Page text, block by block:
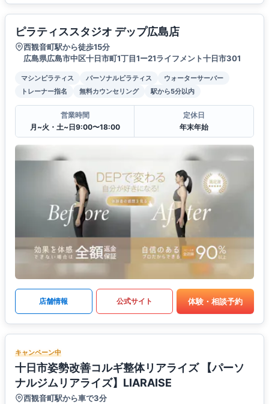
ピラティススタジオ デップ広島店
西観音町駅から徒歩15分
広島県広島市中区十日市町1丁目1ー21ライフメント十日市301
マシンピラティス パーソナルピラティス
ウォーターサーバー
トレーナー指名
無料カウンセリング 駅から5分以内
営業時間
月~火・土~日9:00〜18:00
定休日
年末年始
店舗情報 公式サイト 体験・相談予約
キャンペーン中
十日市姿勢改善コルギ整体リアライズ 【パーソ
ナルジムリアライズ】LIARAISE
西観音町駅から車で3分